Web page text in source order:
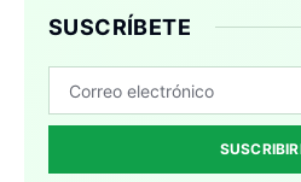
SUSCRÍBETE